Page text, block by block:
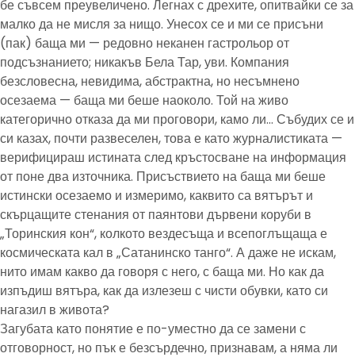
бе съвсем преувеличено. Легнах с дрехите, опитвайки се за
малко да не мисля за нищо. Унесох се и ми се присъни
(пак) баща ми — редовно неканен гастрольор от
подсъзнанието; никакъв Бела Тар, уви. Компания
безсловесна, невидима, абстрактна, но несъмнено
осезаема — баща ми беше наоколо. Той на живо
категорично отказа да ми проговори, камо ли… Събудих се и
си казах, почти развеселен, това е като журналистиката —
верифицираш истината след кръстосване на информация
от поне два източника. Присъствието на баща ми беше
истински осезаемо и измеримо, каквито са вятърът и
скърцащите стенания от паянтови дървени коруби в
„Торинския кон“, колкото вездесъща и всепоглъщаща е
космическата кал в „Сатанинско танго“. А даже не искам,
нито имам какво да говоря с него, с баща ми. Но как да
изпъдиш вятъра, как да излезеш с чисти обувки, като си
нагазил в живота?
Загубата като понятие е по-уместно да се замени с
отговорност, но пък е безсърдечно, признавам, а няма ли